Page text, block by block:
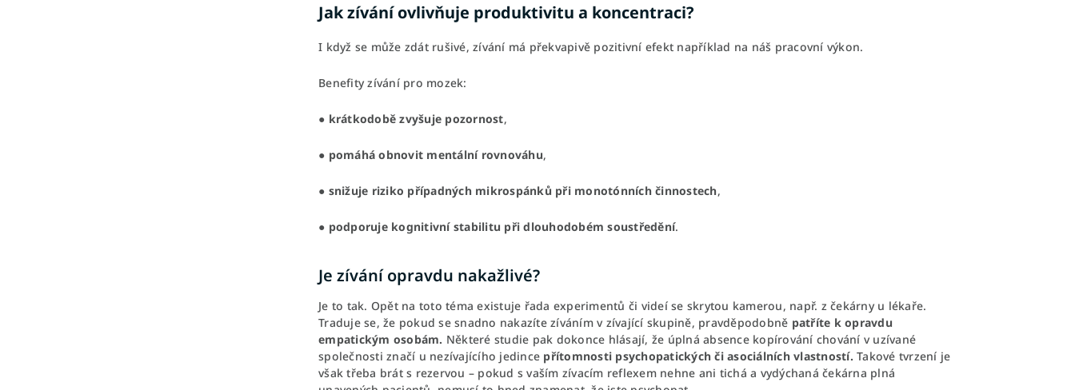
Jak zívání ovlivňuje produktivitu a koncentraci?
I když se může zdát rušivé, zívání má překvapivě pozitivní efekt například na náš pracovní výkon.
Benefity zívání pro mozek:
● krátkodobě zvyšuje pozornost,
● pomáhá obnovit mentální rovnováhu,
● snižuje riziko případných mikrospánků při monotónních činnostech,
● podporuje kognitivní stabilitu při dlouhodobém soustředění.
Je zívání opravdu nakažlivé?
Je to tak. Opět na toto téma existuje řada experimentů či videí se skrytou kamerou, např. z čekárny u lékaře.
Traduje se, že pokud se snadno nakazíte zíváním v zívající skupině, pravděpodobně patříte k opravdu
empatickým osobám. Některé studie pak dokonce hlásají, že úplná absence kopírování chování v uzívané
společnosti značí u nezívajícího jedince přítomnosti psychopatických či asociálních vlastností. Takové tvrzení je
však třeba brát s rezervou – pokud s vaším zívacím reflexem nehne ani tichá a vydýchaná čekárna plná